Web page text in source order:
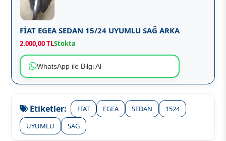
FİAT EGEA SEDAN 15/24 UYUMLU SAĞ ARKA
2.000,00 TLStokta
WhatsApp ile Bilgi Al
Etiketler: FİAT EGEA SEDAN
1524
UYUMLU
SAĞ